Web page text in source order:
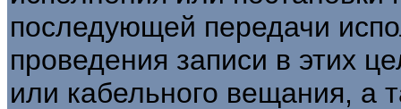
последующей передачи
проведения записи в этих
или кабельного вещания, а